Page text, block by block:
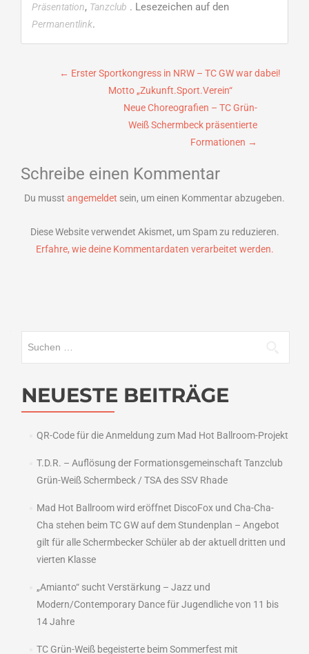
Präsentation, Tanzclub . Lesezeichen auf den
Permanentlink.
Beitragsnavigation
← Erster Sportkongress in NRW – TC GW war dabei!
Motto „Zukunft.Sport.Verein“
Neue Choreografien – TC Grün-
Weiß Schermbeck präsentierte
Formationen →
Schreibe einen Kommentar
Du musst angemeldet sein, um einen Kommentar abzugeben.
Diese Website verwendet Akismet, um Spam zu reduzieren.
Erfahre, wie deine Kommentardaten verarbeitet werden.
NEUESTE BEITRÄGE
QR-Code für die Anmeldung zum Mad Hot Ballroom-Projekt
T.D.R. – Auflösung der Formationsgemeinschaft Tanzclub
Grün-Weiß Schermbeck / TSA des SSV Rhade
Mad Hot Ballroom wird eröffnet DiscoFox und Cha-Cha-
Cha stehen beim TC GW auf dem Stundenplan – Angebot
gilt für alle Schermbecker Schüler ab der aktuell dritten und
vierten Klasse
„Amianto“ sucht Verstärkung – Jazz und
Modern/Contemporary Dance für Jugendliche von 11 bis
14 Jahre
TC Grün-Weiß begeisterte beim Sommerfest mit